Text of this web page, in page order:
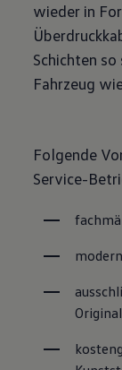
wieder in
Schichten
Fahrzeug
Folgende
Service-